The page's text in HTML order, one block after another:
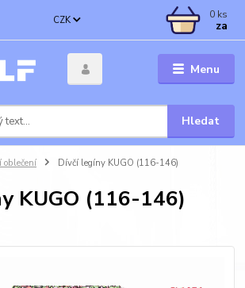
Menu
CZK
Hledat
0 ks
za
Dívčí legíny KUGO (116-146)
KUGO (116-146)